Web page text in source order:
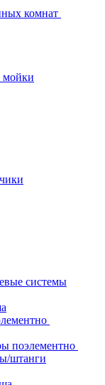
комнат
мойки
системы
поэлементно
штанги